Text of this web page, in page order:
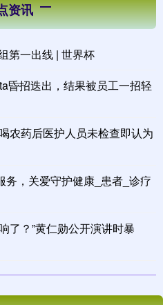
资讯
第一出线 | 世界杯
昏招迭出，结果被员工一招轻
农药后医护人员未检查即认为
务，关爱守护健康_患者_诊疗
了？”黄仁勋公开演讲时暴